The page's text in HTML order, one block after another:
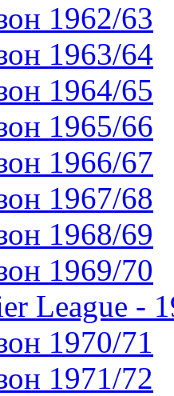
1962/63
1963/64
1964/65
1965/66
1966/67
1967/68
1968/69
1969/70
League -
1970/71
1971/72